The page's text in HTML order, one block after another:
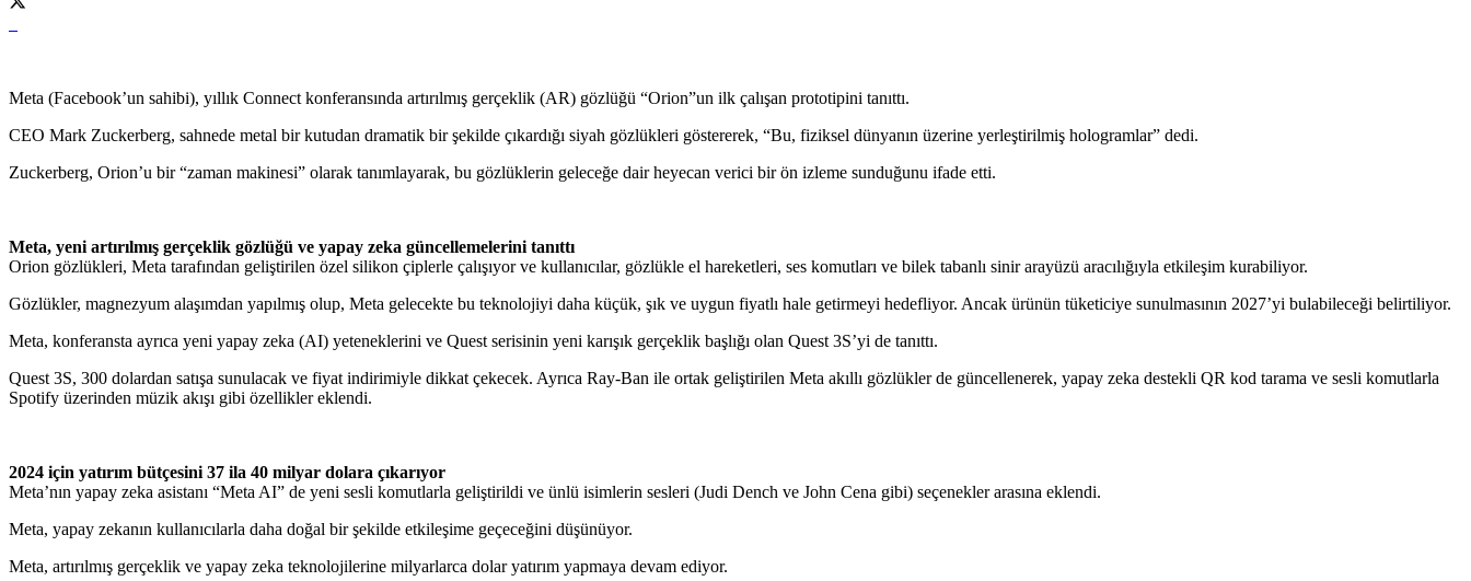
Meta (Facebook’un sahibi), yıllık Connect konferansında artırılmış gerçeklik (AR) gözlüğü “Orion”un ilk çalışan prototipini tanıttı.
CEO Mark Zuckerberg, sahnede metal bir kutudan dramatik bir şekilde çıkardığı siyah gözlükleri göstererek, “Bu, fiziksel dünyanın üzerine yerleştirilmiş hologramlar” dedi.
Zuckerberg, Orion’u bir “zaman makinesi” olarak tanımlayarak, bu gözlüklerin geleceğe dair heyecan verici bir ön izleme sunduğunu ifade etti.
Meta, yeni artırılmış gerçeklik gözlüğü ve yapay zeka güncellemelerini tanıttı
Orion gözlükleri, Meta tarafından geliştirilen özel silikon çiplerle çalışıyor ve kullanıcılar, gözlükle el hareketleri, ses komutları ve bilek tabanlı sinir arayüzü aracılığıyla etkileşim kurabiliyor.
Gözlükler, magnezyum alaşımdan yapılmış olup, Meta gelecekte bu teknolojiyi daha küçük, şık ve uygun fiyatlı hale getirmeyi hedefliyor. Ancak ürünün tüketiciye sunulmasının 2027’yi bulabileceği belirtiliyor.
Meta, konferansta ayrıca yeni yapay zeka (AI) yeteneklerini ve Quest serisinin yeni karışık gerçeklik başlığı olan Quest 3S’yi de tanıttı.
Quest 3S, 300 dolardan satışa sunulacak ve fiyat indirimiyle dikkat çekecek. Ayrıca Ray-Ban ile ortak geliştirilen Meta akıllı gözlükler de güncellenerek, yapay zeka destekli QR kod tarama ve sesli komutlarla
Spotify üzerinden müzik akışı gibi özellikler eklendi.
2024 için yatırım bütçesini 37 ila 40 milyar dolara çıkarıyor
Meta’nın yapay zeka asistanı “Meta AI” de yeni sesli komutlarla geliştirildi ve ünlü isimlerin sesleri (Judi Dench ve John Cena gibi) seçenekler arasına eklendi.
Meta, yapay zekanın kullanıcılarla daha doğal bir şekilde etkileşime geçeceğini düşünüyor.
Meta, artırılmış gerçeklik ve yapay zeka teknolojilerine milyarlarca dolar yatırım yapmaya devam ediyor.